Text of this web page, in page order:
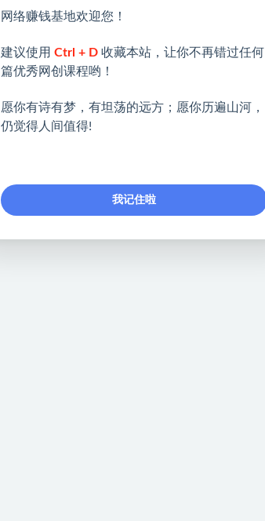
网络赚钱基地欢迎您！
建议使用 Ctrl + D 收藏本站，让你不再错过任何
篇优秀网创课程哟！
愿你有诗有梦，有坦荡的远方；愿你历遍山河，
仍觉得人间值得!
我记住啦